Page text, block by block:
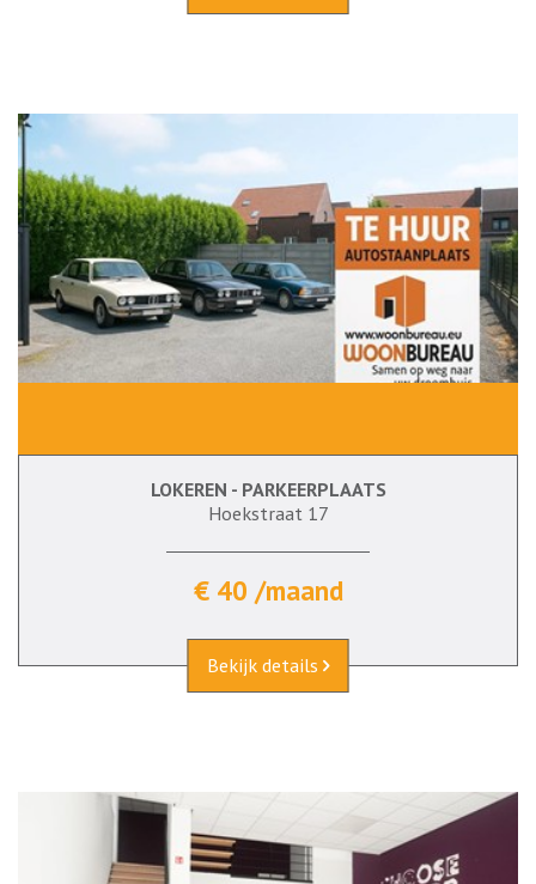
LOKEREN - PARKEERPLAATS
Hoekstraat 17
€ 40 /maand
Bekijk details